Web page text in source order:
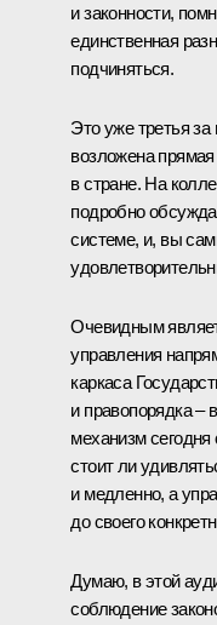
и законности,
единственная
подчиняться.
Это уже третья за
возложена
в стране. На
подробно
системе, и, вы
Очевидным
управления
каркаса
и правопорядка –
механизм
стоит ли
и медленно, а
до своего
Думаю, в этой
соблюдение